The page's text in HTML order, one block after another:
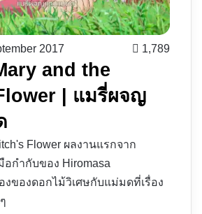
2017 1,789
and the
| แมรี่ผจญ
Flower ผลงานแรกจาก
อกำกับของ Hiromasa
องของดอกไม้วิเศษกับแม่มดที่เรื่อง